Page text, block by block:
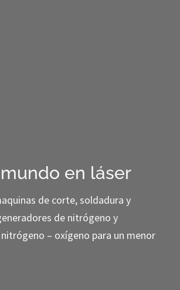
en láser
de corte, soldadura y
de nitrógeno y
– oxígeno para un menor